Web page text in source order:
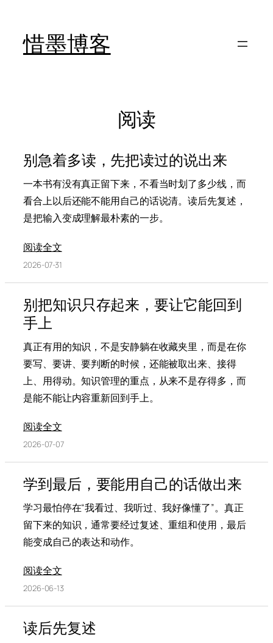
惜墨博客
阅读
别急着多读，先把读过的说出来
一本书有没有真正留下来，不看当时划了多少线，而
看合上以后还能不能用自己的话说清。读后先复述，
是把输入变成理解最朴素的一步。
阅读全文
2026-07-31
别把知识只存起来，要让它能回到
手上
真正有用的知识，不是安静躺在收藏夹里，而是在你
要写、要讲、要判断的时候，还能被取出来、接得
上、用得动。知识管理的重点，从来不是存得多，而
是能不能让内容重新回到手上。
阅读全文
2026-07-07
学到最后，要能用自己的话做出来
学习最怕停在“我看过、我听过、我好像懂了”。真正
留下来的知识，通常要经过复述、重组和使用，最后
能变成自己的表达和动作。
阅读全文
2026-06-13
读后先复述